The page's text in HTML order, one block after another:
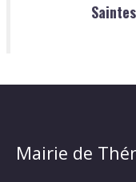
Mairie de